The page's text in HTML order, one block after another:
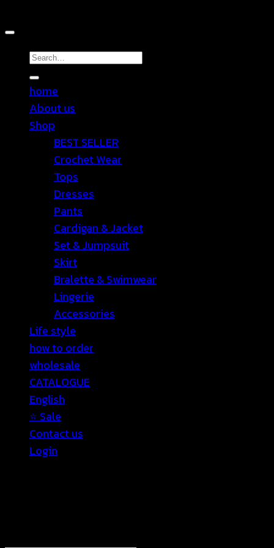
Search
for:
home
About us
Shop
BEST SELLER
Crochet Wear
Tops
Dresses
Pants
Cardigan & Jacket
Set & Jumpsuit
Skirt
Bralette & Swimwear
Lingerie
Accessories
Life style
how to order
wholesale
CATALOGUE
English
⭐ Sale
Contact us
Login